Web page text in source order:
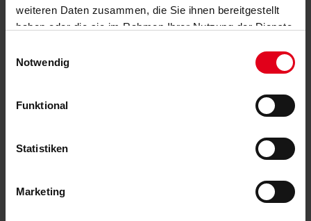
weiteren Daten zusammen, die Sie ihnen bereitgestellt
haben oder die sie im Rahmen Ihrer Nutzung der Dienste
Notwendig
Funktional
Statistiken
Marketing